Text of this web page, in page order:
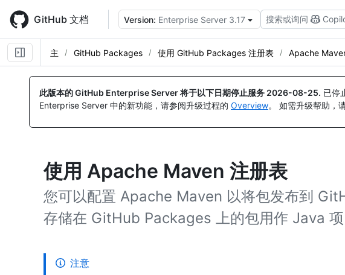
main
content
GitHub 文档 Version: Enterprise Server 3.17 搜索或询问
主 GitHub Packages 使用 GitHub Packages 注册表 Apache
此版本的 GitHub Enterprise Server 将于以下日期停止服务 2026-08-25. 已停
Enterprise Server 中的新功能，请参阅升级过程的 Overview。 如需升级帮助，
使用 Apache Maven 注册表
您可以配置 Apache Maven 以将包发布到
存储在 GitHub Packages 上的包用作 Java 项
注意